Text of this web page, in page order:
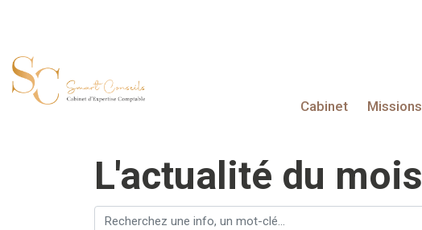
Cabinet Missions
L'actualité du mois